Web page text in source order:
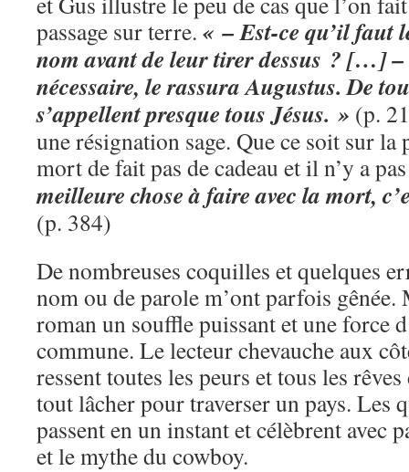
passage sur terre. « – Est-ce qu’il faut
nom avant de leur tirer dessus ? […] –
nécessaire, le rassura Augustus. De
s’appellent presque tous Jésus. » (p.
une résignation sage. Que ce soit sur
mort de fait pas de cadeau et il n’y a
meilleure chose à faire avec la mort,
(p. 384)
De nombreuses coquilles et quelques
nom ou de parole m’ont parfois gênée.
roman un souffle puissant et une force
commune. Le lecteur chevauche aux
ressent toutes les peurs et tous les
tout lâcher pour traverser un pays. Les
passent en un instant et célèbrent avec
et le mythe du cowboy.